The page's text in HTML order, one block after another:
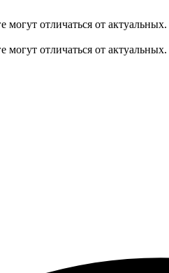
отличаться от актуальных.
отличаться от актуальных.